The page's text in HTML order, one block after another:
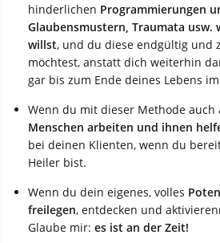
hinderlichen Programmierungen
Glaubensmustern, Traumata usw.
willst, und du diese endgültig und
möchtest, anstatt dich weiterhin
gar bis zum Ende deines Lebens
Wenn du mit dieser Methode auch
Menschen arbeiten und ihnen
bei deinen Klienten, wenn du
Heiler bist.
Wenn du dein eigenes, volles
freilegen, entdecken und
Glaube mir: es ist an der Zeit!